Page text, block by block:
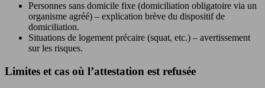
Personnes sans domicile fixe (domiciliation obligatoire via un
organisme agréé) – explication brève du dispositif de
domiciliation.
Situations de logement précaire (squat, etc.) – avertissement
sur les risques.
Limites et cas où l’attestation est refusée